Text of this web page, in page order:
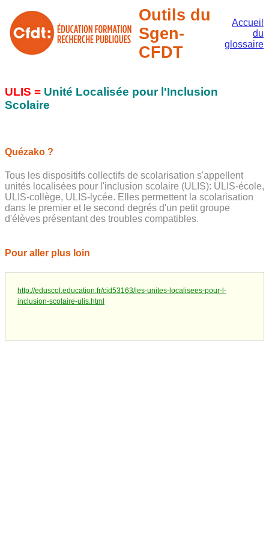
Outils du
Sgen-
CFDT
Accueil
du
glossaire
ULIS = Unité Localisée pour l'Inclusion
Scolaire
Quézako ?
Tous les dispositifs collectifs de scolarisation s'appellent
unités localisées pour l'inclusion scolaire (ULIS): ULIS-école,
ULIS-collège, ULIS-lycée. Elles permettent la scolarisation
dans le premier et le second degrés d'un petit groupe
d'élèves présentant des troubles compatibles.
Pour aller plus loin
http://eduscol.education.fr/cid53163/les-unites-localisees-pour-l-
inclusion-scolaire-ulis.html